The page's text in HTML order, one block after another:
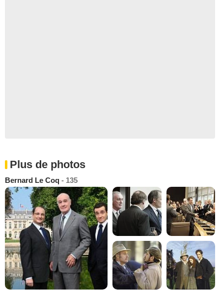
Plus de photos
Bernard Le Coq - 135